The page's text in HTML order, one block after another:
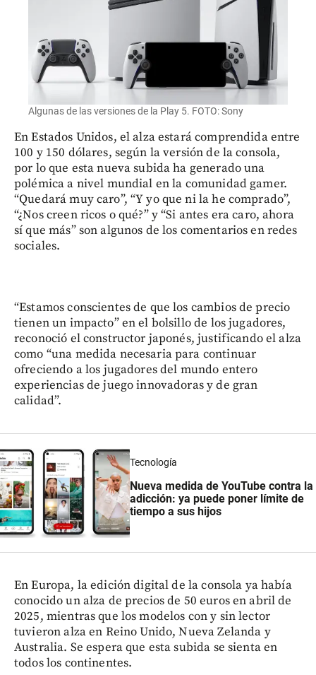
Algunas de las versiones de la Play 5. FOTO: Sony
En Estados Unidos, el alza estará comprendida entre
100 y 150 dólares, según la versión de la consola,
por lo que esta nueva subida ha generado una
polémica a nivel mundial en la comunidad gamer.
“Quedará muy caro”, “Y yo que ni la he comprado”,
“¿Nos creen ricos o qué?” y “Si antes era caro, ahora
sí que más” son algunos de los comentarios en redes
sociales.
“Estamos conscientes de que los cambios de precio
tienen un impacto” en el bolsillo de los jugadores,
reconoció el constructor japonés, justificando el alza
como “una medida necesaria para continuar
ofreciendo a los jugadores del mundo entero
experiencias de juego innovadoras y de gran
calidad”.
Tecnología
Nueva medida de YouTube contra la
adicción: ya puede poner límite de
tiempo a sus hijos
En Europa, la edición digital de la consola ya había
conocido un alza de precios de 50 euros en abril de
2025, mientras que los modelos con y sin lector
tuvieron alza en Reino Unido, Nueva Zelanda y
Australia. Se espera que esta subida se sienta en
todos los continentes.